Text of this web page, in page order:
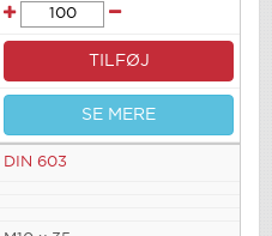
TILFØJ
SE MERE
DIN 603